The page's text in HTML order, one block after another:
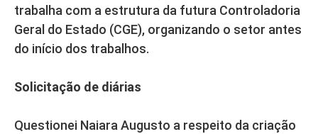
trabalha com a estrutura da futura Controladoria
Geral do Estado (CGE), organizando o setor antes
do início dos trabalhos.
Solicitação de diárias
Questionei Naiara Augusto a respeito da criação